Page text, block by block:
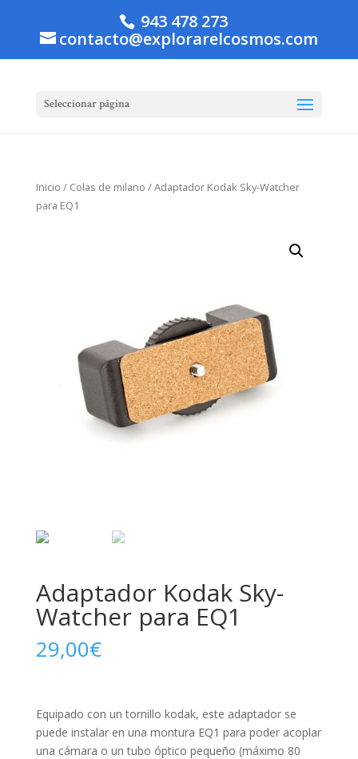
943 478 273
contacto@explorarelcosmos.com
Seleccionar página
Inicio / Colas de milano / Adaptador Kodak Sky-Watcher
para EQ1
Adaptador Kodak Sky-
Watcher para EQ1
29,00€
Equipado con un tornillo kodak, este adaptador se
puede instalar en una montura EQ1 para poder acoplar
una cámara o un tubo óptico pequeño (máximo 80